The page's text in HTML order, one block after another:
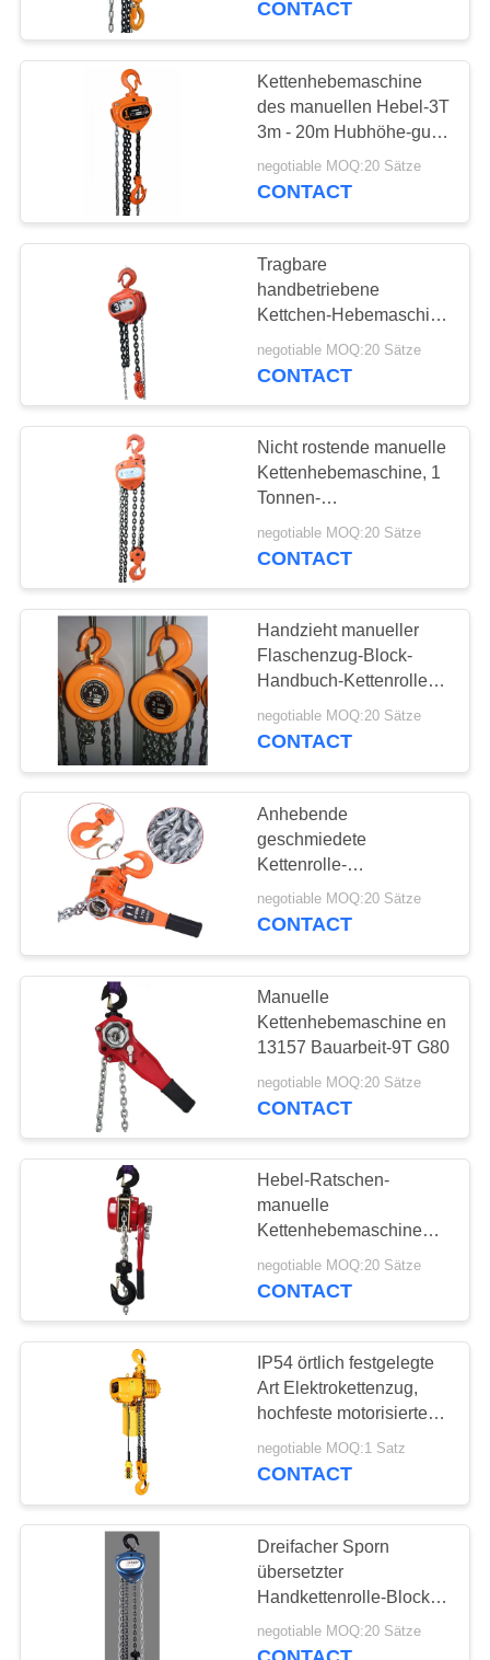
CONTACT
Kettenhebemaschine
des manuellen Hebel-3T
3m - 20m Hubhöhe-gute
Schlagzähigkeit
negotiable MOQ:20 Sätze
CONTACT
Tragbare
handbetriebene
Kettchen-Hebemaschine
mit Tropfen schmiedete
Haken für Fabrik
negotiable MOQ:20 Sätze
CONTACT
Nicht rostende manuelle
Kettenhebemaschine, 1
Tonnen-
Kettenhebemaschinen-
nicht leicht verformte
negotiable MOQ:20 Sätze
CONTACT
Handzieht manueller
Flaschenzug-Block-
Handbuch-Kettenrolle-
Block mit mehrfachen
Funktionen hoch
negotiable MOQ:20 Sätze
CONTACT
Anhebende
geschmiedete
Kettenrolle-
Stahlhebemaschine des
Haken-2 der Tonnen-
negotiable MOQ:20 Sätze
CONTACT
Manuelle
Kettenhebemaschine en
13157 Bauarbeit-9T G80
negotiable MOQ:20 Sätze
CONTACT
Hebel-Ratschen-
manuelle
Kettenhebemaschine
Durchmessers 6mm G80
5 Tonnen-1.5m
negotiable MOQ:20 Sätze
CONTACT
IP54 örtlich festgelegte
Art Elektrokettenzug,
hochfeste motorisierte
Kettenhebemaschine
negotiable MOQ:1 Satz
CONTACT
Dreifacher Sporn
übersetzter
Handkettenrolle-Block 1
Tonne hohe Effizienz
negotiable MOQ:20 Sätze